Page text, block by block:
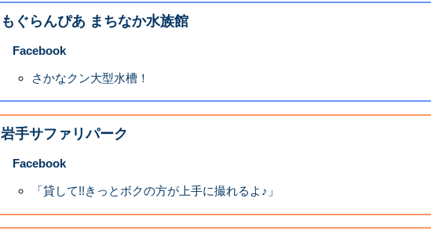
もぐらんぴあ まちなか水族館
Facebook
さかなクン大型水槽！
岩手サファリパーク
Facebook
「貸して!!きっとボクの方が上手に撮れるよ♪」